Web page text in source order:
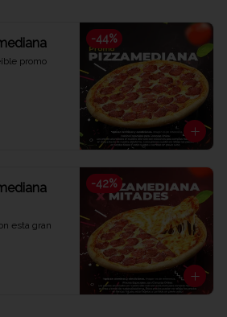
-44%
promo
-42%
esta gran